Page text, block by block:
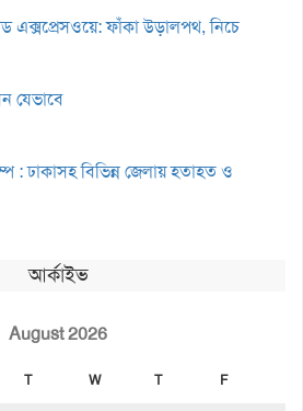
এক্সপ্রেসওয়ে: ফাঁকা উড়ালপথ, নিচে
যেভাবে
: ঢাকাসহ বিভিন্ন জেলায় হতাহত ও
আর্কাইভ
August 2026
T W T F